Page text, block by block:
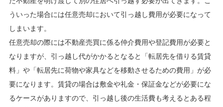
ういった場合には任意売却において引っ越し費用が必要になって
しまいます。
任意売却の際には不動産売買に係る仲介費用や登記費用が必要と
なりますが、引っ越し代がかかるとなると「転居先を借りる賃貸
料」や「転居先に荷物や家具などを移動させるための費用」が必
要になります。賃貸の場合は敷金や礼金・保証金などが必要にな
るケースがありますので、引っ越し後の生活費も考えるとある程